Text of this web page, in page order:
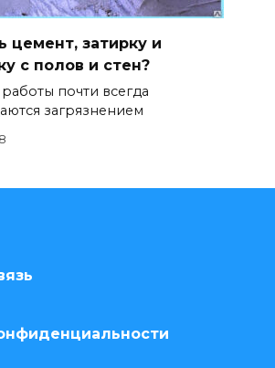
цемент, затирку и
с полов и стен?
почти всегда
загрязнением